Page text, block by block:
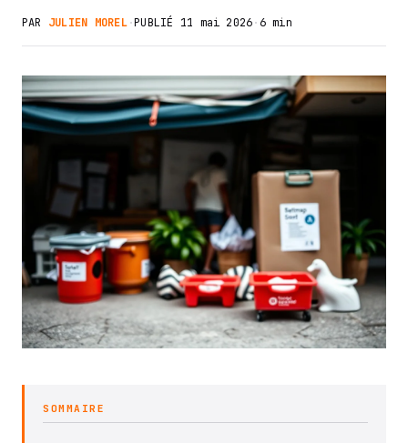
PAR JULIEN MOREL·PUBLIÉ 11 mai 2026· 6 min
SOMMAIRE